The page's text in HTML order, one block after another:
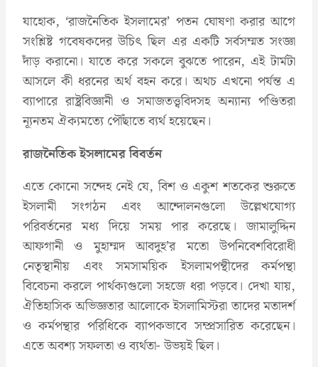
যাহোক, ‘রাজনৈতিক ইসলামের’ পতন ঘোষণা করার আগে
সংশ্লিষ্ট গবেষকদের উচিৎ ছিল এর একটি সর্বসম্মত সংজ্ঞা
দাঁড় করানো। যাতে করে সকলে বুঝতে পারেন, এই টার্মটা
আসলে কী ধরনের অর্থ বহন করে। অথচ এখনো পর্যন্ত এ
ব্যাপারে রাষ্ট্রবিজ্ঞানী ও সমাজতত্ত্ববিদসহ অন্যান্য পণ্ডিতরা
ন্যূনতম ঐক্যমত্যে পৌঁছাতে ব্যর্থ হয়েছেন।
রাজনৈতিক ইসলামের বিবর্তন
এতে কোনো সন্দেহ নেই যে, বিশ ও একুশ শতকের শুরুতে
ইসলামী সংগঠন এবং আন্দোলনগুলো উল্লেখযোগ্য
পরিবর্তনের মধ্য দিয়ে সময় পার করেছে। জামালুদ্দিন
আফগানী ও মুহাম্মদ আবদুহ’র মতো উপনিবেশবিরোধী
নেতৃস্থানীয় এবং সমসাময়িক ইসলামপন্থীদের কর্মপন্থা
বিবেচনা করলে পার্থক্যগুলো সহজে ধরা পড়বে। দেখা যায়,
ঐতিহাসিক অভিজ্ঞতার আলোকে ইসলামিস্টরা তাদের মতাদর্শ
ও কর্মপন্থার পরিধিকে ব্যাপকভাবে সম্প্রসারিত করেছেন।
এতে অবশ্য সফলতা ও ব্যর্থতা- উভয়ই ছিল।